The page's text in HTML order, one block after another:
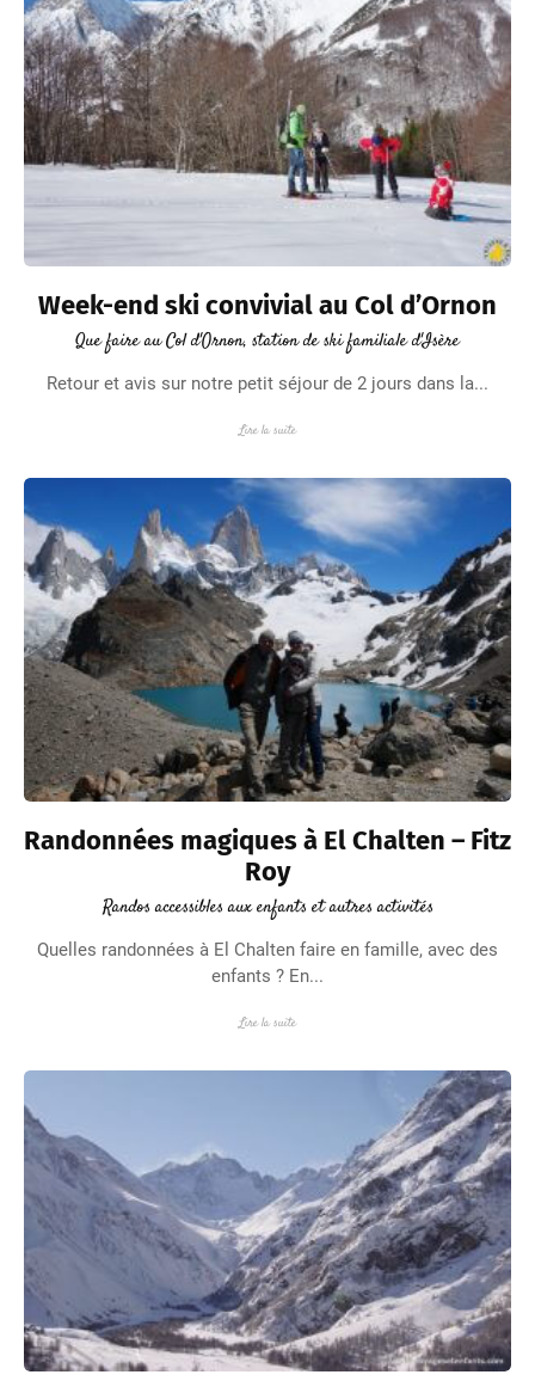
Week-end ski convivial au Col d’Ornon
Que faire au Col d'Ornon, station de ski familiale d'Isère
Retour et avis sur notre petit séjour de 2 jours dans la...
Lire la suite
Randonnées magiques à El Chalten – Fitz
Roy
Randos accessibles aux enfants et autres activités
Quelles randonnées à El Chalten faire en famille, avec des
enfants ? En...
Lire la suite